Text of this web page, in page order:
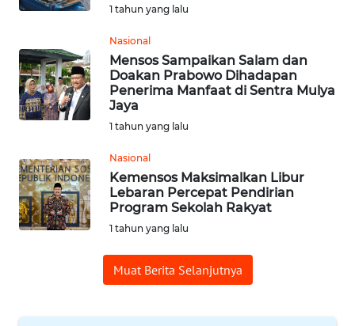
1 tahun yang lalu
Nasional
Mensos Sampaikan Salam dan
Doakan Prabowo Dihadapan
Penerima Manfaat di Sentra Mulya
Jaya
1 tahun yang lalu
Nasional
Kemensos Maksimalkan Libur
Lebaran Percepat Pendirian
Program Sekolah Rakyat
1 tahun yang lalu
Muat Berita Selanjutnya
WN
WN
KEPULAUAN
SERIBU
TANGERANG
WN
BINJAI
WN